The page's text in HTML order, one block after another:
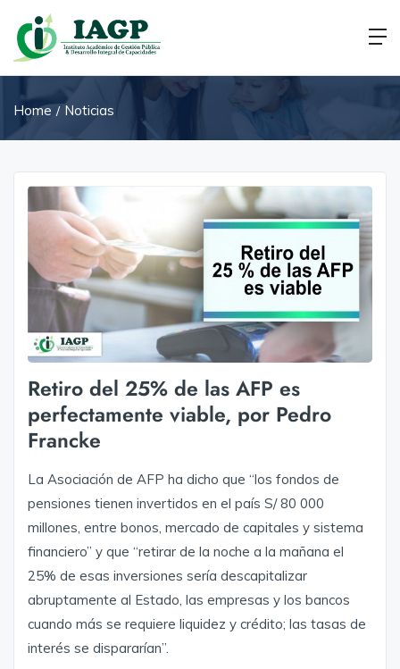
Home Noticias
Retiro del 25% de las AFP es
perfectamente viable, por Pedro
Francke
La Asociación de AFP ha dicho que “los fondos de
pensiones tienen invertidos en el país S/ 80 000
millones, entre bonos, mercado de capitales y sistema
financiero” y que “retirar de la noche a la mañana el
25% de esas inversiones sería descapitalizar
abruptamente al Estado, las empresas y los bancos
cuando más se requiere liquidez y crédito; las tasas de
interés se dispararían”.